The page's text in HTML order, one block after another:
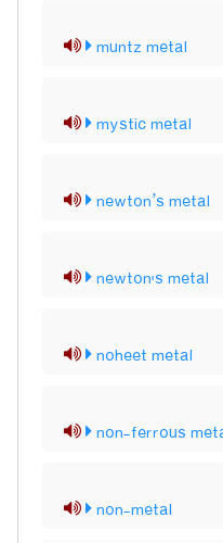
muntz metal
mystic metal
newton’s metal
newton's metal
noheet metal
non-ferrous
non-metal